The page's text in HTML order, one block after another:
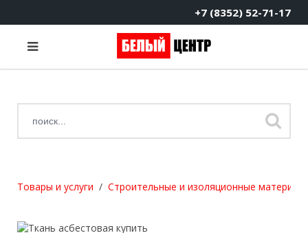
+7 (8352) 52-71-17
Товары и услуги Строительные и изоляционные